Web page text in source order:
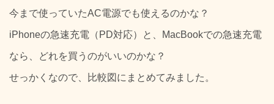
今まで使っていたAC電源でも使えるのかな？
iPhoneの急速充電（PD対応）と、MacBookでの急速充電
なら、どれを買うのがいいのかな？
せっかくなので、比較図にまとめてみました。